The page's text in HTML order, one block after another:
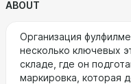
ABOUT
Организация
несколько ключевых
складе, где он
маркировка, которая